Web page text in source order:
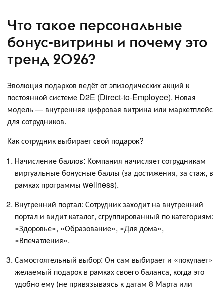
Что такое персональные
бонус-витрины и почему это
тренд 2026?
Эволюция подарков ведёт от эпизодических акций к
постоянной системе D2E (Direct-to-Employee). Новая
модель — внутренняя цифровая витрина или маркетплейс
для сотрудников.
Как сотрудник выбирает свой подарок?
Начисление баллов: Компания начисляет сотрудникам
виртуальные бонусные баллы (за достижения, за стаж, в
рамках программы wellness).
Внутренний портал: Сотрудник заходит на внутренний
портал и видит каталог, сгруппированный по категориям:
«Здоровье», «Образование», «Для дома»,
«Впечатления».
Самостоятельный выбор: Он сам выбирает и «покупает»
желаемый подарок в рамках своего баланса, когда это
удобно ему (не привязываясь к датам 8 Марта или